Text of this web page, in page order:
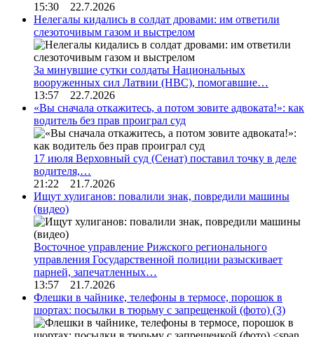
15:30 22.7.2026
Нелегалы кидались в солдат дровами: им ответили
слезоточивым газом и выстрелом
За минувшие сутки солдаты Национальных
вооруженных сил Латвии (НВС), помогавшие…
13:57 22.7.2026
«Вы сначала откажитесь, а потом зовите адвоката!»: как
водитель без прав проиграл суд
17 июля Верховный суд (Сенат) поставил точку в деле
водителя,…
21:22 21.7.2026
Ищут хулиганов: повалили знак, повредили машины
(видео)
Восточное управление Рижского регионального
управления Государственной полиции разыскивает
парней, запечатленных…
13:57 21.7.2026
Флешки в чайнике, телефоны в термосе, порошок в
шортах: посылки в тюрьму с запрещенкой (фото) (3)